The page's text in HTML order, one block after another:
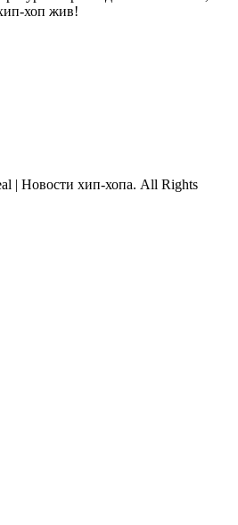
хоп жив!
| Новости хип-хопа. All Rights